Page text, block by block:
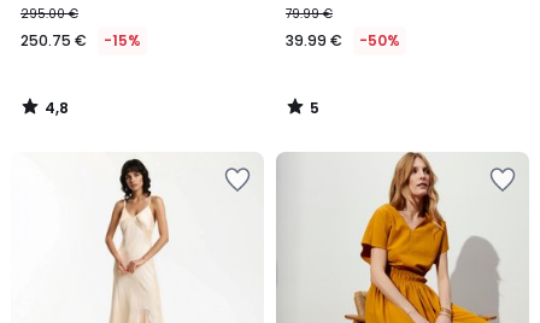
295.00 €
250.75 € -15%
4,8
/
79.99 €
39.99 € -50%
5
/